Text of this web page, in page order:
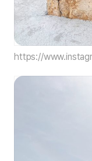
https://